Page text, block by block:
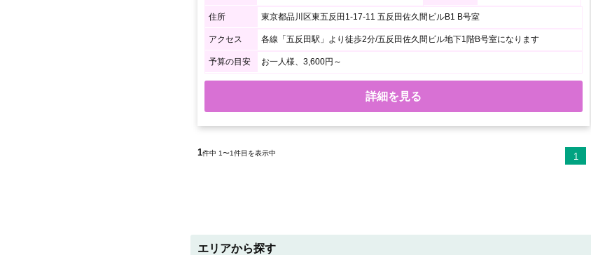
住所 東京都品川区東五反田1-17-11 五反田佐久間ビルB1 B号室
アクセス 各線「五反田駅」より徒歩2分/五反田佐久間ビル地下1階B号室になります
予算の目安 お一人様、3,600円～
詳細を見る
1件中 1〜1件目を表示中 1
エリアから探す